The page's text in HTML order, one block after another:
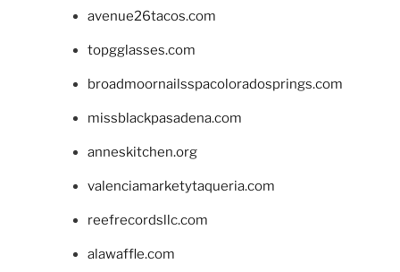
avenue26tacos.com
topgglasses.com
broadmoornailsspacoloradosprings.com
missblackpasadena.com
anneskitchen.org
valenciamarketytaqueria.com
reefrecordsllc.com
alawaffle.com